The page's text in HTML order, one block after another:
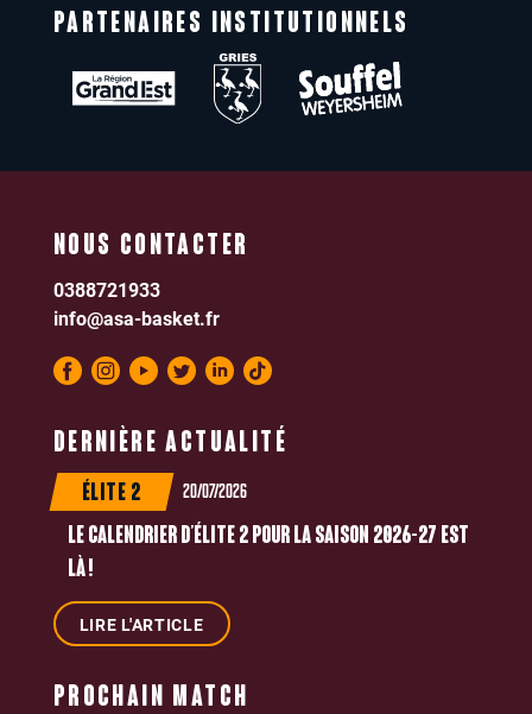
PARTENAIRES INSTITUTIONNELS
DERNIÈRE ACTUALITÉ
ÉLITE 2 20/07/2026
LE CALENDRIER D’ÉLITE 2 POUR LA SAISON 2026-27 EST
LÀ !
LIRE L'ARTICLE
NOUS CONTACTER
0388721933
info@asa-basket.fr
PROCHAIN MATCH